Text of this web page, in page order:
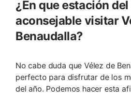
¿En que estación
aconsejable visitar
Benaudalla?
No cabe duda que Vélez de
perfecto para disfrutar de los
del año. Podemos hacer esta